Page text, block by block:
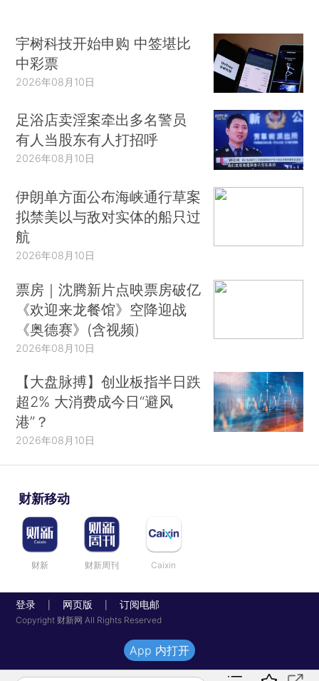
宇树科技开始申购 中签堪比
中彩票
2026年08月10日
足浴店卖淫案牵出多名警员
有人当股东有人打招呼
2026年08月10日
伊朗单方面公布海峡通行草案
拟禁美以与敌对实体的船只过
航
2026年08月10日
票房｜沈腾新片点映票房破亿
《欢迎来龙餐馆》空降迎战
《奥德赛》(含视频)
2026年08月10日
【大盘脉搏】创业板指半日跌
超2% 大消费成今日“避风
港”？
2026年08月10日
财新移动
财新 财新周刊 Caixin
登录 网页版 订阅电邮
Copyright 财新网 All Rights Reserved
App 内打开